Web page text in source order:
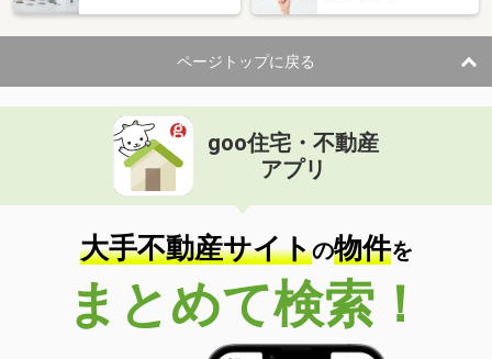
ページトップに戻る
goo住宅・不動産
アプリ
大手不動産サイトの物件を
まとめて検索！